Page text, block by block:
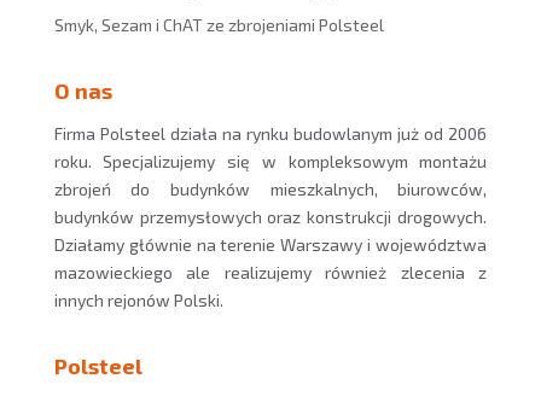
Smyk, Sezam i ChAT ze zbrojeniami Polsteel
O nas
Firma Polsteel działa na rynku budowlanym już od 2006
roku. Specjalizujemy się w kompleksowym montażu
zbrojeń do budynków mieszkalnych, biurowców,
budynków przemysłowych oraz konstrukcji drogowych.
Działamy głównie na terenie Warszawy i województwa
mazowieckiego ale realizujemy również zlecenia z
innych rejonów Polski.
Polsteel